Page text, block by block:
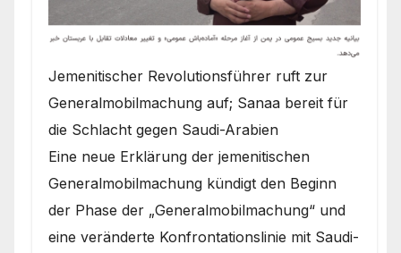
Jemenitischer Revolutionsführer ruft zur
Generalmobilmachung auf; Sanaa bereit für
die Schlacht gegen Saudi-Arabien
Eine neue Erklärung der jemenitischen
Generalmobilmachung kündigt den Beginn
der Phase der „Generalmobilmachung“ und
eine veränderte Konfrontationslinie mit Saudi-